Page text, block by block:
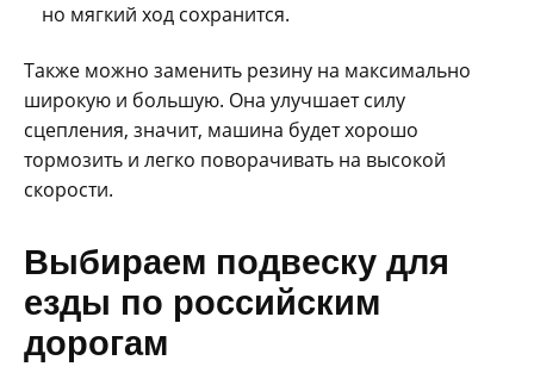
но мягкий ход сохранится.
Также можно заменить резину на максимально
широкую и большую. Она улучшает силу
сцепления, значит, машина будет хорошо
тормозить и легко поворачивать на высокой
скорости.
Выбираем подвеску для
езды по российским
дорогам